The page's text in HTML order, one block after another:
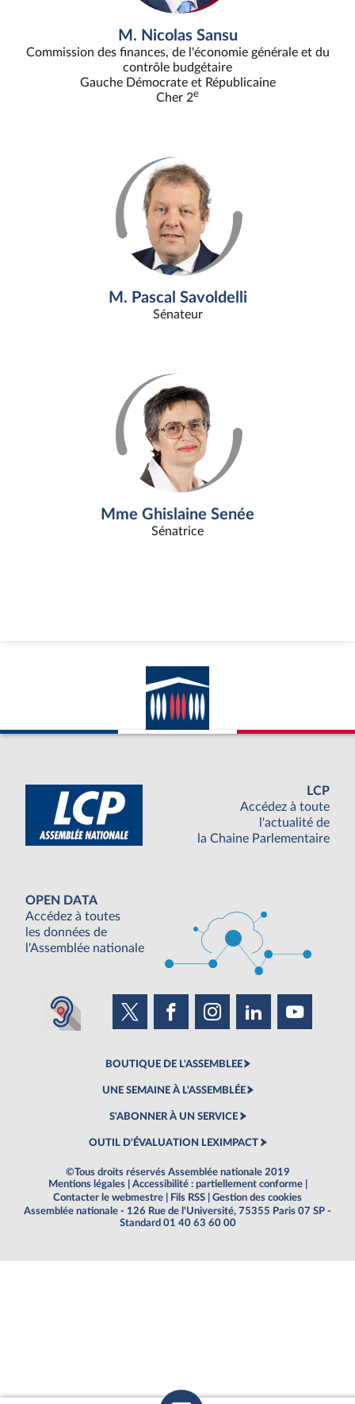
M. Nicolas Sansu
Commission des finances, de l'économie générale et du
contrôle budgétaire
Gauche Démocrate et Républicaine
Cher 2e
M. Pascal Savoldelli
Sénateur
Mme Ghislaine Senée
Sénatrice
LCP
Accédez à toute
l'actualité de
la Chaine Parlementaire
OPEN DATA
Accédez à toutes
les données de
l'Assemblée nationale
BOUTIQUE DE L'ASSEMBLEE
UNE SEMAINE À L'ASSEMBLÉE
S'ABONNER À UN SERVICE
OUTIL D'ÉVALUATION LEXIMPACT
©Tous droits réservés Assemblée nationale 2019
Mentions légales
Accessibilité : partiellement conforme
Contacter le webmestre
Fils RSS
Gestion des cookies
Assemblée nationale - 126 Rue de l'Université, 75355 Paris 07 SP -
Standard 01 40 63 60 00